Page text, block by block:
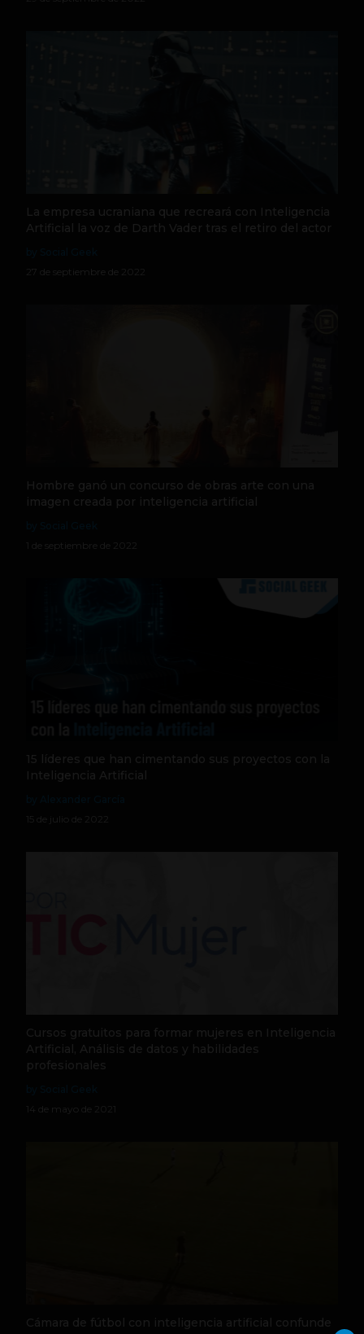
La empresa ucraniana que recreará con Inteligencia
Artificial la voz de Darth Vader tras el retiro del actor
27 de septiembre de 2022
Hombre ganó un concurso de obras arte con una
imagen creada por inteligencia artificial
1 de septiembre de 2022
15 líderes que han cimentando sus proyectos con la
Inteligencia Artificial
15 de julio de 2022
Cursos gratuitos para formar mujeres en Inteligencia
Artificial, Análisis de datos y habilidades
profesionales
14 de mayo de 2021
Cámara de fútbol con inteligencia artificial confunde